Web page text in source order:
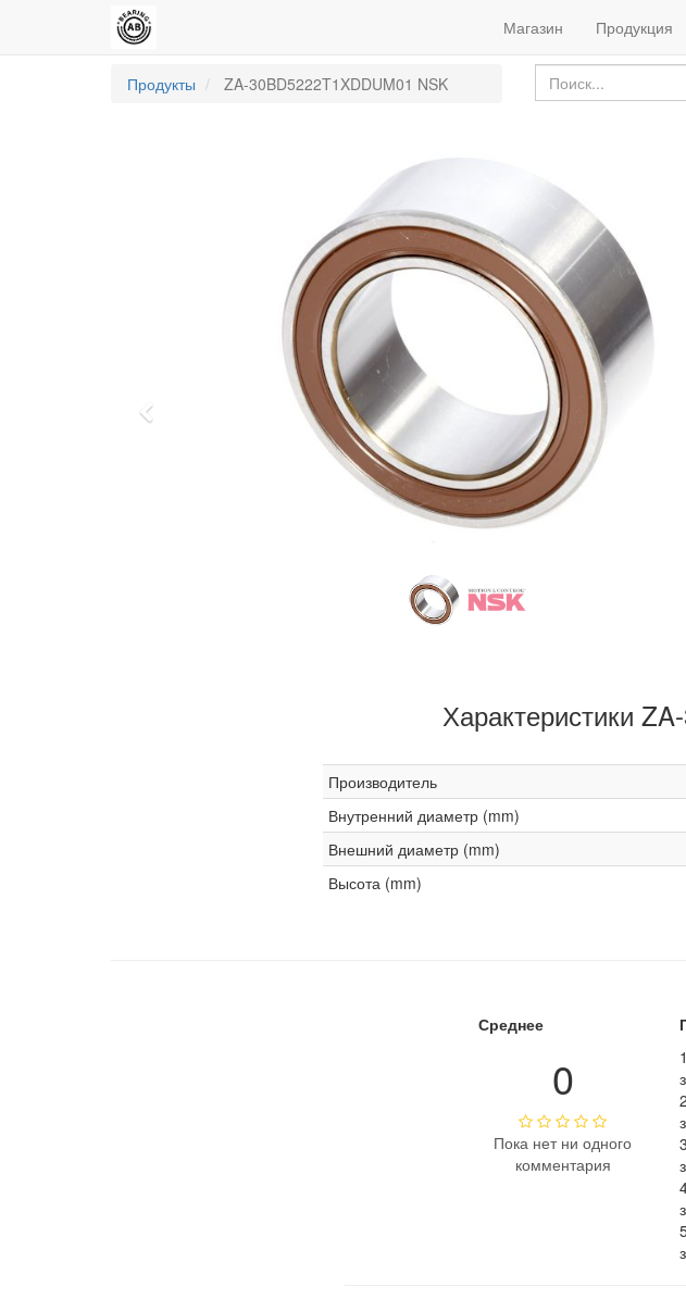
Магазин Продукция
Продукты ZA-30BD5222T1XDDUM01 NSK
Характеристики
Производитель
Внутренний диаметр (mm)
Внешний диаметр (mm)
Высота (mm)
Среднее
0
Пока нет ни одного
комментария
1
2
3